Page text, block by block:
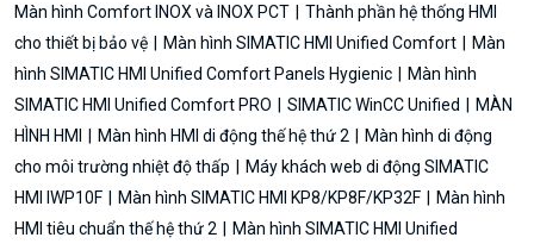
Màn hình Comfort INOX và INOX PCT
Thành phần hệ thống HMI
cho thiết bị bảo vệ
Màn hình SIMATIC HMI Unified Comfort
Màn
hình SIMATIC HMI Unified Comfort Panels Hygienic
Màn hình
SIMATIC HMI Unified Comfort PRO
SIMATIC WinCC Unified
MÀN
HÌNH HMI
Màn hình HMI di động thế hệ thứ 2
Màn hình di động
cho môi trường nhiệt độ thấp
Máy khách web di động SIMATIC
HMI IWP10F
Màn hình SIMATIC HMI KP8/KP8F/KP32F
Màn hình
HMI tiêu chuẩn thế hệ thứ 2
Màn hình SIMATIC HMI Unified